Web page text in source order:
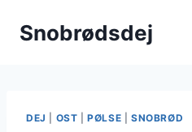
Snobrødsdej
DEJ OST |PØLSE SNOBRØD